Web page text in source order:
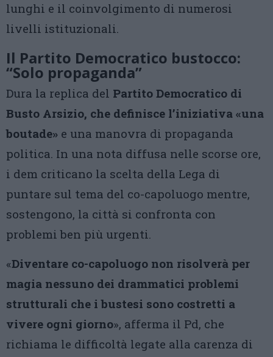
lunghi e il coinvolgimento di numerosi
livelli istituzionali.
Il Partito Democratico bustocco:
“Solo propaganda”
Dura la replica del Partito Democratico di
Busto Arsizio, che definisce l’iniziativa «una
boutade» e una manovra di propaganda
politica. In una nota diffusa nelle scorse ore,
i dem criticano la scelta della Lega di
puntare sul tema del co-capoluogo mentre,
sostengono, la città si confronta con
problemi ben più urgenti.
«Diventare co-capoluogo non risolverà per
magia nessuno dei drammatici problemi
strutturali che i bustesi sono costretti a
vivere ogni giorno», afferma il Pd, che
richiama le difficoltà legate alla carenza di